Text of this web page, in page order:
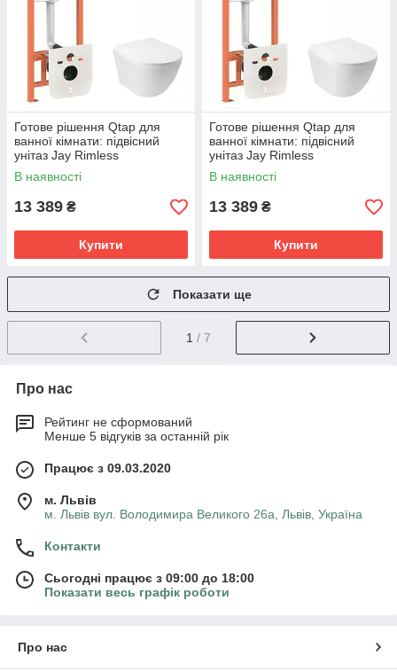
Готове рішення Qtap для
ванної кімнати: підвісний
унітаз Jay Rimless
520х360х320 + комплект
інсталяції Nest 4 в 1 (кругла
В наявності
13 389 ₴
Купити
Готове рішення Qtap для
ванної кімнати: підвісний
унітаз Jay Rimless
520х360х320 + комплект
інсталяції Nest 4 в 1 (кругла
В наявності
13 389 ₴
Купити
Показати ще
1 / 7
Про нас
Рейтинг не сформований
Менше 5 відгуків за останній рік
Працює з 09.03.2020
м. Львів
м. Львів вул. Володимира Великого 26а, Львів, Україна
Контакти
Сьогодні працює з 09:00 до 18:00
Показати весь графік роботи
Про нас